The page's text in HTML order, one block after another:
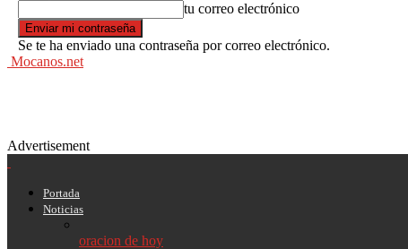
tu correo electrónico
Se te ha enviado una contraseña por correo electrónico.
Mocanos.net
Advertisement
Portada
Noticias
oracion de hoy